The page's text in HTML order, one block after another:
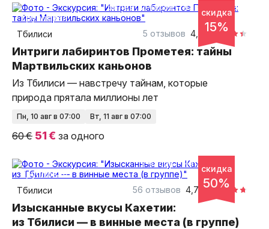
скидка
15%
более 12 часов
на автобусе
групповая
Тбилиси
4,4
5 отзывов
Интриги лабиринтов Прометея: тайны
Мартвильских каньонов
Из Тбилиси — навстречу тайнам, которые
природа прятала миллионы лет
пн, 10 авг в 07:00 вт, 11 авг в 07:00
60 € 51 € за одного
скидка
50%
12 часов
на автобусе
групповая
Тбилиси
4,73
56 отзывов
Изысканные вкусы Кахетии:
из Тбилиси — в винные места (в группе)